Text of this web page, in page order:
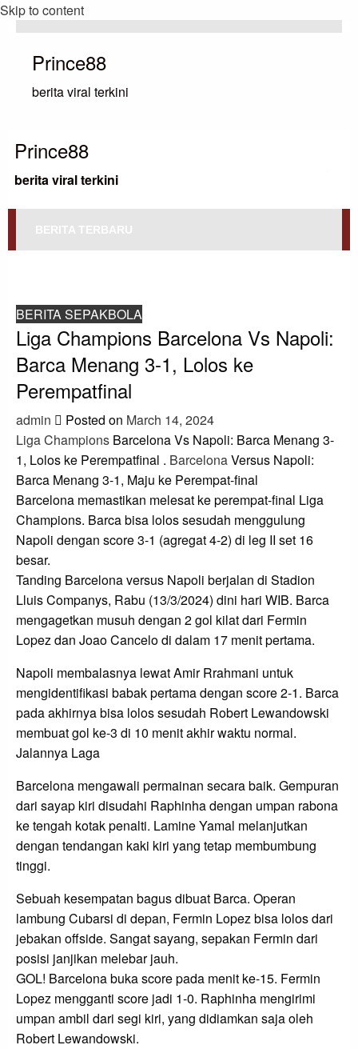
Skip to content
Prince88
berita viral terkini
Prince88
berita viral terkini
BERITA TERBARU
BERITA SEPAKBOLA
Liga Champions Barcelona Vs Napoli:
Barca Menang 3-1, Lolos ke
Perempatfinal
admin Posted on March 14, 2024
Liga Champions Barcelona Vs Napoli: Barca Menang 3-
1, Lolos ke Perempatfinal . BarcelonaVersus Napoli:
Barca Menang 3-1, Maju ke Perempat-final
Barcelona memastikan melesat ke perempat-final Liga
Champions. Barca bisa lolos sesudah menggulung
Napoli dengan score 3-1 (agregat 4-2) di leg II set 16
besar.
Tanding Barcelona versus Napoli berjalan di Stadion
Lluis Companys, Rabu (13/3/2024) dini hari WIB. Barca
mengagetkan musuh dengan 2 gol kilat dari Fermin
Lopez dan Joao Cancelo di dalam 17 menit pertama.
Napoli membalasnya lewat Amir Rrahmani untuk
mengidentifikasi babak pertama dengan score 2-1. Barca
pada akhirnya bisa lolos sesudah Robert Lewandowski
membuat gol ke-3 di 10 menit akhir waktu normal.
Jalannya Laga
Barcelona mengawali permainan secara baik. Gempuran
dari sayap kiri disudahi Raphinha dengan umpan rabona
ke tengah kotak penalti. Lamine Yamal melanjutkan
dengan tendangan kaki kiri yang tetap membumbung
tinggi.
Sebuah kesempatan bagus dibuat Barca. Operan
lambung Cubarsi di depan, Fermin Lopez bisa lolos dari
jebakan offside. Sangat sayang, sepakan Fermin dari
posisi janjikan melebar jauh.
GOL! Barcelona buka score pada menit ke-15. Fermin
Lopez mengganti score jadi 1-0. Raphinha mengirimi
umpan ambil dari segi kiri, yang didiamkan saja oleh
Robert Lewandowski.